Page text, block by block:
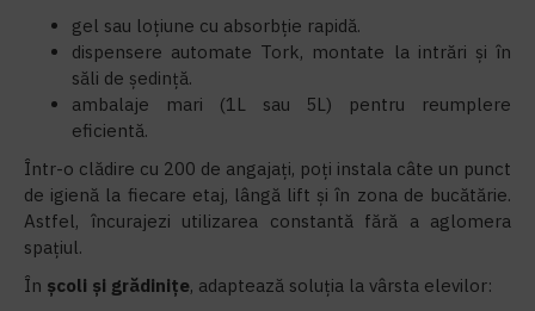
gel sau loțiune cu absorbție rapidă.
dispensere automate Tork, montate la intrări și în
săli de ședință.
ambalaje mari (1L sau 5L) pentru reumplere
eficientă.
Într-o clădire cu 200 de angajați, poți instala câte un punct
de igienă la fiecare etaj, lângă lift și în zona de bucătărie.
Astfel, încurajezi utilizarea constantă fără a aglomera
spațiul.
În școli și grădinițe, adaptează soluția la vârsta elevilor: